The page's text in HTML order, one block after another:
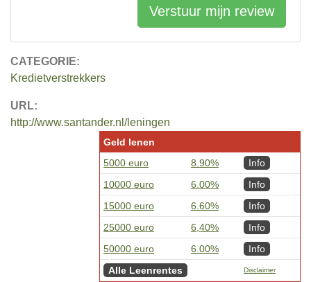
CATEGORIE:
Kredietverstrekkers
URL:
http://www.santander.nl/leningen
Geld lenen
5000 euro
8.90%
Info
10000 euro
6.00%
Info
15000 euro
6.60%
Info
25000 euro
6,40%
Info
50000 euro
6.00%
Info
Alle Leenrentes
Disclaimer
Verstuur mijn review